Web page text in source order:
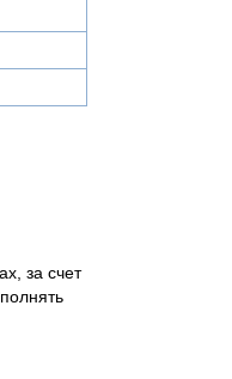
за счет